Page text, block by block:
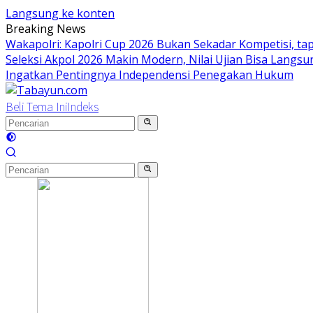
Langsung ke konten
Breaking News
Wakapolri: Kapolri Cup 2026 Bukan Sekadar Kompetisi,
Seleksi Akpol 2026 Makin Modern, Nilai Ujian Bisa
Ingatkan Pentingnya Independensi Penegakan Hukum
Beli Tema IniIndeks